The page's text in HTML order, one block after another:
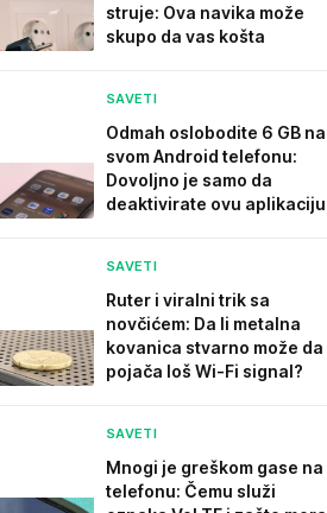
struje: Ova navika može
skupo da vas košta
SAVETI
Odmah oslobodite 6 GB na
svom Android telefonu:
Dovoljno je samo da
deaktivirate ovu aplikaciju
SAVETI
Ruter i viralni trik sa
novčićem: Da li metalna
kovanica stvarno može da
pojača loš Wi-Fi signal?
SAVETI
Mnogi je greškom gase na
telefonu: Čemu služi